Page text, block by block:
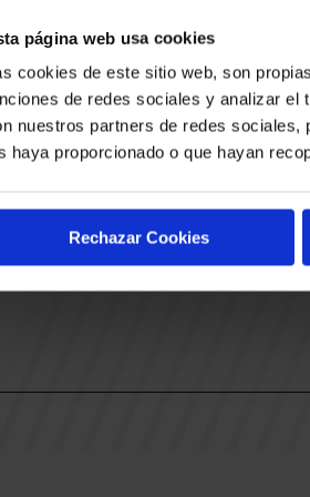
página web usa cookies
cookies de este sitio web, son
de redes sociales y analizar el
nuestros partners de redes sociales,
haya proporcionado o que hayan
Rechazar Cookies
club.
sobre las actividades,
y/o promociones del SASKI